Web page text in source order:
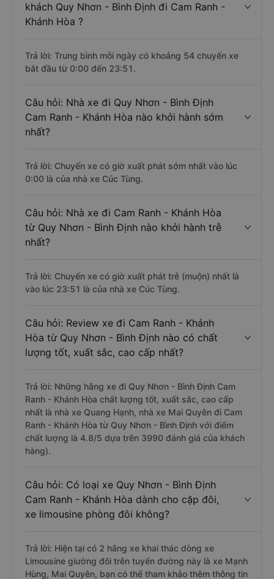
khách Quy Nhơn - Bình Định đi Cam Ranh -
Khánh Hòa ?
Trả lời: Trung bình mỗi ngày có khoảng 54 chuyến xe
bắt đầu từ 0:00 đến 23:51.
Câu hỏi: Nhà xe đi Quy Nhơn - Bình Định
Cam Ranh - Khánh Hòa nào khởi hành sớm
nhất?
Trả lời: Chuyến xe có giờ xuất phát sớm nhất vào lúc
0:00 là của nhà xe Cúc Tùng.
Câu hỏi: Nhà xe đi Cam Ranh - Khánh Hòa
từ Quy Nhơn - Bình Định nào khởi hành trễ
nhất?
Trả lời: Chuyến xe có giờ xuất phát trễ (muộn) nhất là
vào lúc 23:51 là của nhà xe Cúc Tùng.
Câu hỏi: Review xe đi Cam Ranh - Khánh
Hòa từ Quy Nhơn - Bình Định nào có chất
lượng tốt, xuất sắc, cao cấp nhất?
Trả lời: Những hãng xe đi Quy Nhơn - Bình Định Cam
Ranh - Khánh Hòa chất lượng tốt, xuất sắc, cao cấp
nhất là nhà xe Quang Hạnh, nhà xe Mai Quyên đi Cam
Ranh - Khánh Hòa từ Quy Nhơn - Bình Định với điểm
chất lượng là 4.8/5 dựa trên 3990 đánh giá của khách
hàng).
Câu hỏi: Có loại xe Quy Nhơn - Bình Định
Cam Ranh - Khánh Hòa dành cho cặp đôi,
xe limousine phòng đôi không?
Trả lời: Hiện tại có 2 hãng xe khai thác dòng xe
Limousine giường đôi trên tuyến đường này là xe Mạnh
Hùng, Mai Quyên, bạn có thể tham khảo thêm thông tin